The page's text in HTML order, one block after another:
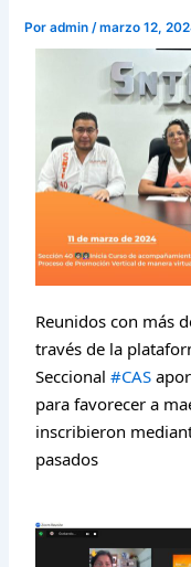
Poradmin/marzo 12,
Reunidos con más
través de la
Seccional#CAS
para favorecer a
inscribieron
pasados